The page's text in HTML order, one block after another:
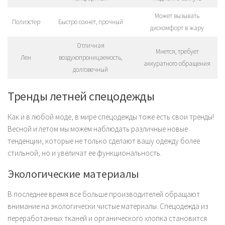
Полиэстер Быстро сохнет, прочный
Может вызывать
дискомфорт в жару
Лен
Отличная
воздухопроницаемость,
долговечный
Мнется, требует
аккуратного обращения
Тренды летней спецодежды
Как и в любой моде, в мире спецодежды тоже есть свои тренды!
Весной и летом мы можем наблюдать различные новые
тенденции, которые не только сделают вашу одежду более
стильной, но и увеличат ее функциональность.
Экологические материалы
В последнее время все больше производителей обращают
внимание на экологически чистые материалы. Спецодежда из
переработанных тканей и органического хлопка становится